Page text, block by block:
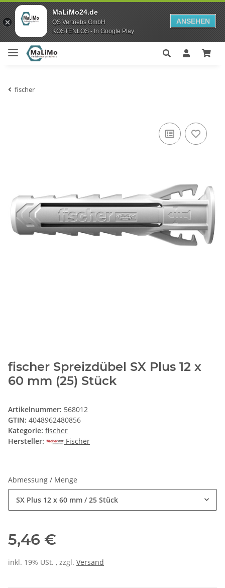
MaLiMo24.de
QS Vertriebs GmbH
KOSTENLOS - In Google Play
ANSEHEN
fischer
fischer Spreizdübel SX Plus 12 x
60 mm (25) Stück
Artikelnummer: 568012
GTIN: 4048962480856
Kategorie: fischer
Hersteller:
Fischer
Abmessung / Menge
SX Plus 12 x 60 mm / 25 Stück
5,46 €
inkl. 19% USt. , zzgl. Versand